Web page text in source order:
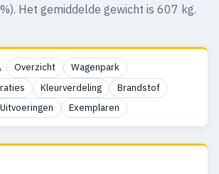
Het gemiddelde gewicht is 607 kg.
Overzicht
Wagenpark
Kleurverdeling
Brandstof
Uitvoeringen Exemplaren